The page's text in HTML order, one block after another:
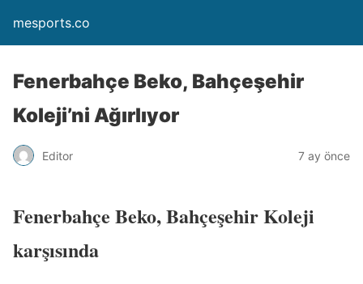
mesports.co
Fenerbahçe Beko, Bahçeşehir
Koleji’ni Ağırlıyor
Editor 7 ay önce
Fenerbahçe Beko, Bahçeşehir Koleji
karşısında